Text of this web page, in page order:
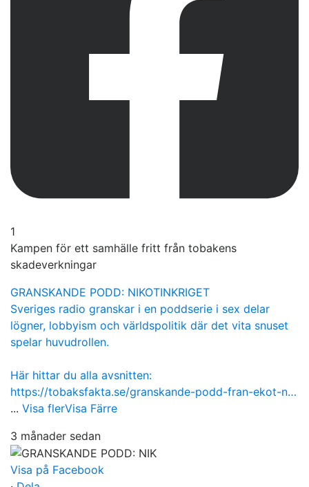
1
Kampen för ett samhälle fritt från tobakens
skadeverkningar
GRANSKANDE PODD: NIKOTINKRIGET
Sveriges radio granskar i en poddserie i sex delar
lögner, lobbyism och världspolitik där det vita snuset
spelar huvudrollen.
Här hittar du alla avsnitten:
https://tobaksfakta.se/granskande-podd-fran-ekot-n…
... Visa flerVisa Färre
3 månader sedan
Visa på Facebook